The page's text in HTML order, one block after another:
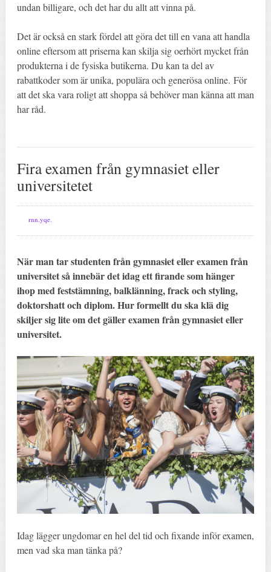
undan billigare, och det har du allt att vinna på.
Det är också en stark fördel att göra det till en vana att handla
online eftersom att priserna kan skilja sig oerhört mycket från
produkterna i de fysiska butikerna. Du kan ta del av
rabattkoder som är unika, populära och generösa online. För
att det ska vara roligt att shoppa så behöver man känna att man
har råd.
Fira examen från gymnasiet eller
universitetet
rnn.yqe.
När man tar studenten från gymnasiet eller examen från
universitet så innebär det idag ett firande som hänger
ihop med feststämning, balklänning, frack och styling,
doktorshatt och diplom. Hur formellt du ska klä dig
skiljer sig lite om det gäller examen från gymnasiet eller
universitet.
Idag lägger ungdomar en hel del tid och fixande inför examen,
men vad ska man tänka på?